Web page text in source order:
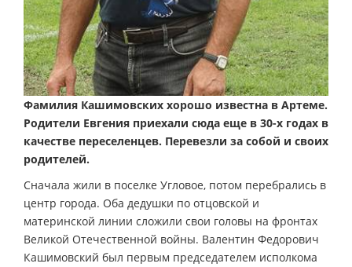
Фамилия Кашимовских хорошо известна в Артеме.
Родители Евгения приехали сюда еще в 30-х годах в
качестве переселенцев. Перевезли за собой и своих
родителей.
Сначала жили в поселке Угловое, потом перебрались в
центр города. Оба дедушки по отцовской и
материнской линии сложили свои головы на фронтах
Великой Отечественной войны. Валентин Федорович
Кашимовский был первым председателем исполкома